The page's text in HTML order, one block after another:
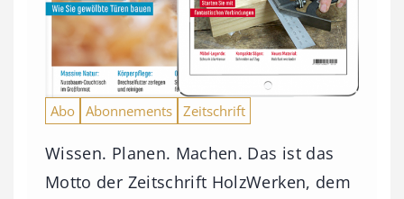
Abo Abonnements Zeitschrift
Wissen. Planen. Machen. Das ist das
Motto der Zeitschrift HolzWerken, dem